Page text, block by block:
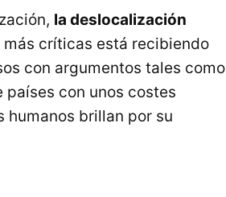
la deslocalización
críticas está recibiendo
con argumentos tales como
con unos costes
humanos brillan por su